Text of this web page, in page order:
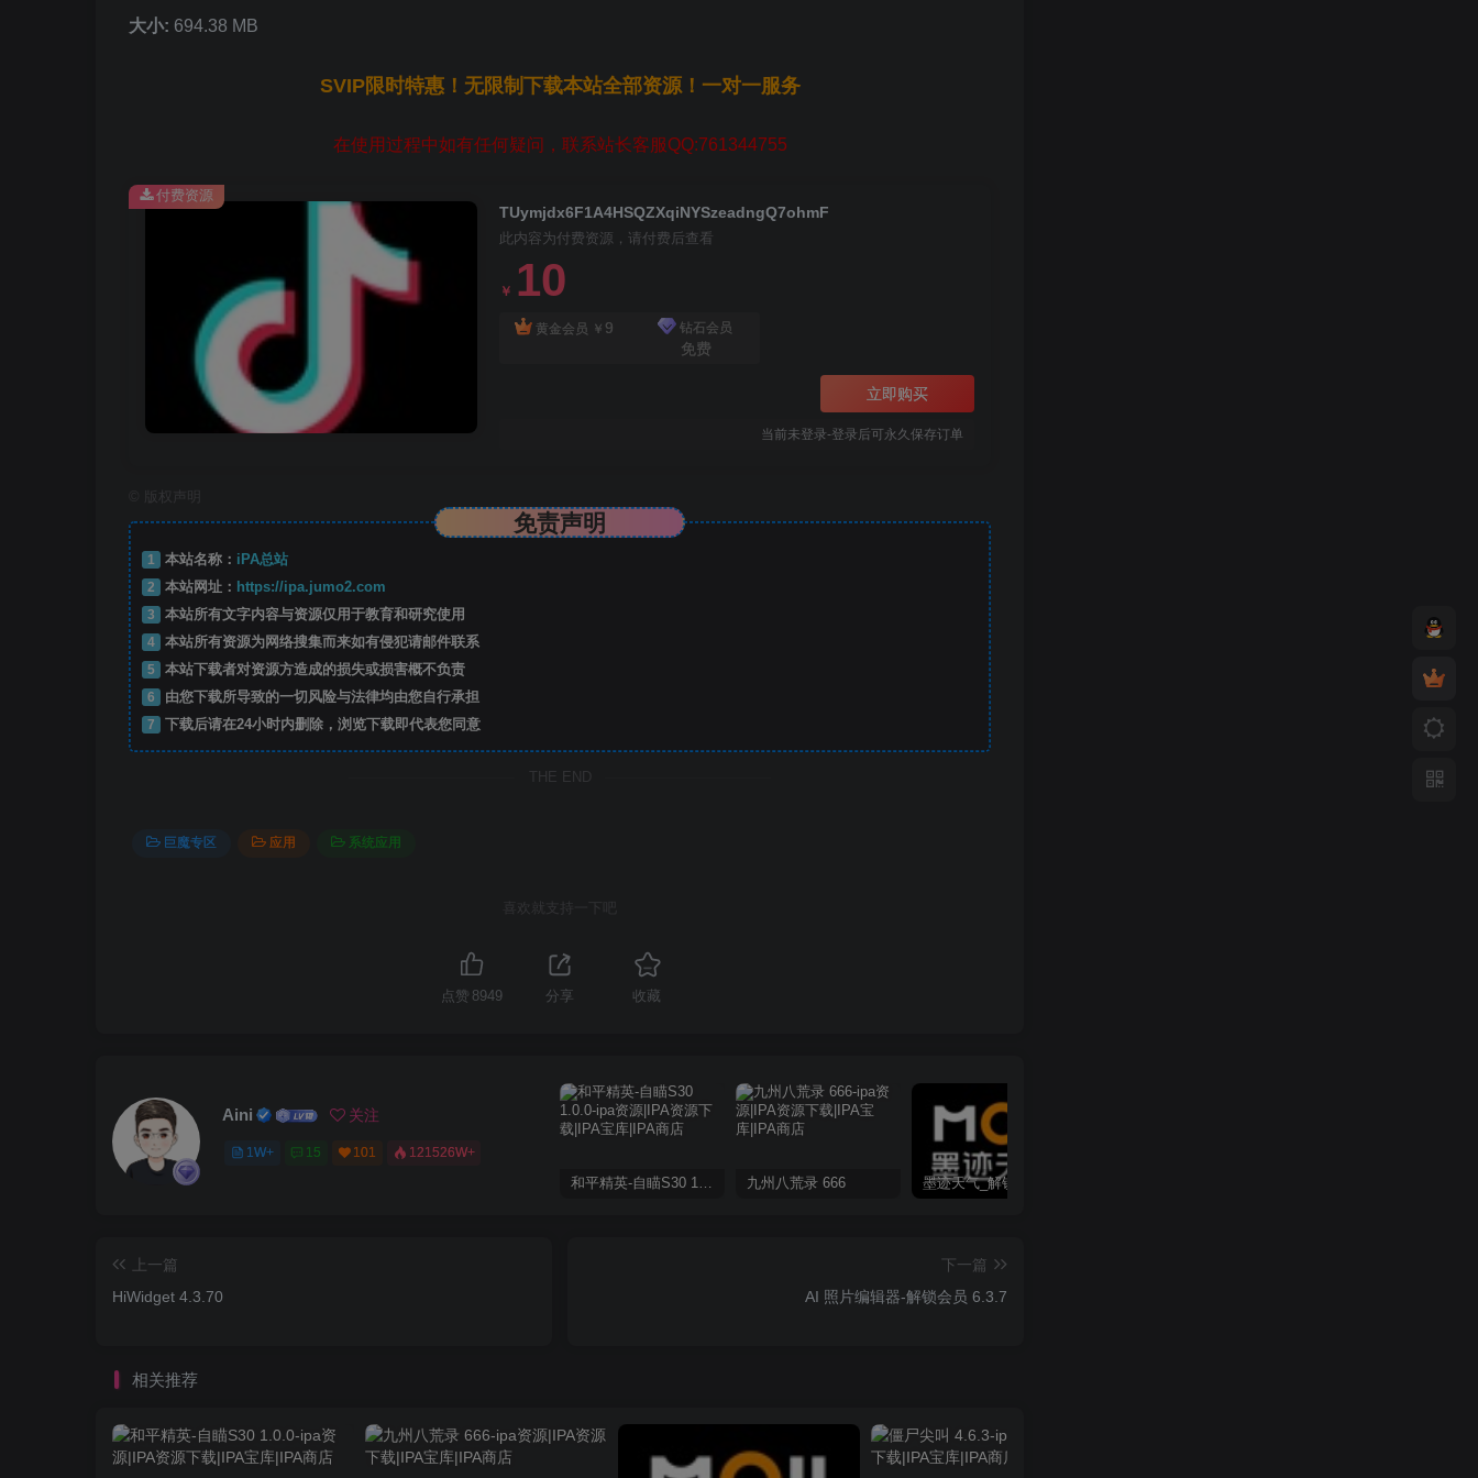
大小: 694.38 MB
SVIP限时特惠！无限制下载本站全部资源！一对一服务
在使用过程中如有任何疑问，联系站长客服QQ:761344755
TUymjdx6F1A4HSQZXqiNYSzeadngQ7ohmF
此内容为付费资源，请付费后查看
￥ 10
黄金会员 ￥ 9 钻石会员
免费
立即购买
当前未登录-登录后可永久保存订单
付费资源
版权声明
免责声明
1 本站名称： iPA总站
2
本站网址： https://ipa.jumo2.com
3
本站所有文字内容与资源仅用于教育和研究使用
4
本站所有资源为网络搜集而来如有侵犯请邮件联系
5
本站下载者对资源方造成的损失或损害概不负责
6
由您下载所导致的一切风险与法律均由您自行承担
7
下载后请在24小时内删除，浏览下载即代表您同意
THE END
巨魔专区 应用 系统应用
喜欢就支持一下吧
点赞 8949 分享 收藏
Aini 关注
1W+ 15 101
121526W+
和平精英-自瞄S30 1.0.0
九州八荒录 666
上一篇
HiWidget 4.3.70
下一篇
AI 照片编辑器-解锁会员 6.3.7
相关推荐